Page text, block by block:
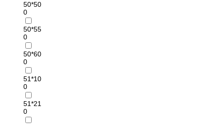
50*50
0
50*55
0
50*60
0
51*10
0
51*21
0